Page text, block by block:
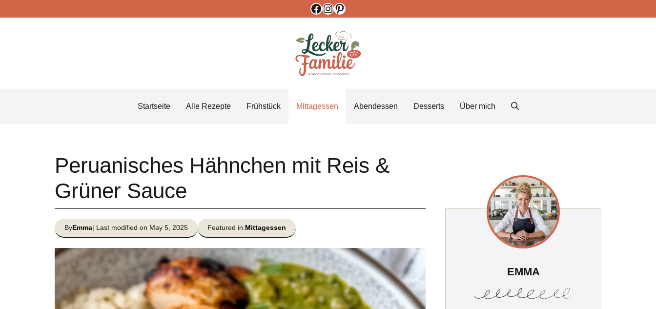
Facebook
Instagram
Pinterest
Startseite Alle Rezepte Frühstück Mittagessen Abendessen Desserts Über mich
Peruanisches Hähnchen mit Reis &
Grüner Sauce
ByEmma| Last modified on May 5, 2025 Featured in:Mittagessen
EMMA